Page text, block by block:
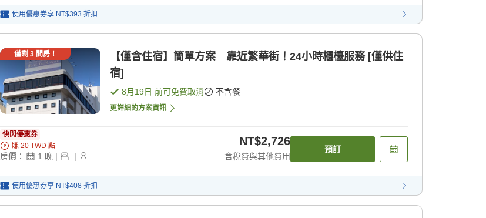
使用優惠券享 NT$393 折扣
僅剩 3間房！
【僅含住宿】簡單方案 靠近繁華街！24小時櫃檯服務 [僅供住
宿]
8月19日 前可免費取消 不含餐
更詳細的方案資訊
快閃優惠券
賺 20 TWD 點
房價： 1 晚 | |
NT$2,726
含稅費與其他費用
預訂
使用優惠券享 NT$408 折扣